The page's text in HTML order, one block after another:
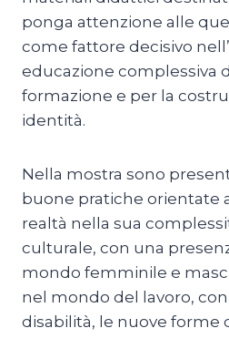
ponga attenzione alle
come fattore decisivo
educazione complessiva
formazione e per la
identità.
Nella mostra sono
buone pratiche orientate
realtà nella sua
culturale, con una
mondo femminile e
nel mondo del lavoro,
disabilità, le nuove forme